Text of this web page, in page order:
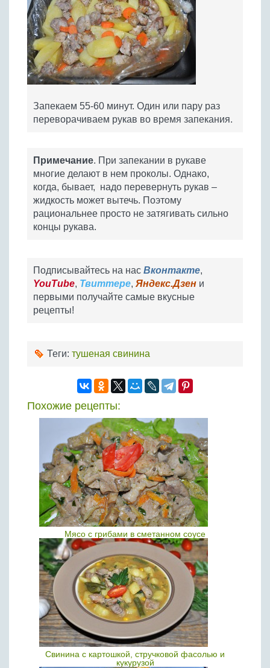
Запекаем 55-60 минут. Один или пару раз
переворачиваем рукав во время запекания.
Примечание. При запекании в рукаве
многие делают в нем проколы. Однако,
когда, бывает, надо перевернуть рукав –
жидкость может вытечь. Поэтому
рациональнее просто не затягивать сильно
концы рукава.
Подписывайтесь на нас Вконтакте,
YouTube, Твиттере, Яндекс.Дзен и
первыми получайте самые вкусные
рецепты!
Теги: тушеная свинина
Похожие рецепты:
Мясо с грибами в сметанном соусе
Свинина с картошкой, стручковой фасолью и
кукурузой